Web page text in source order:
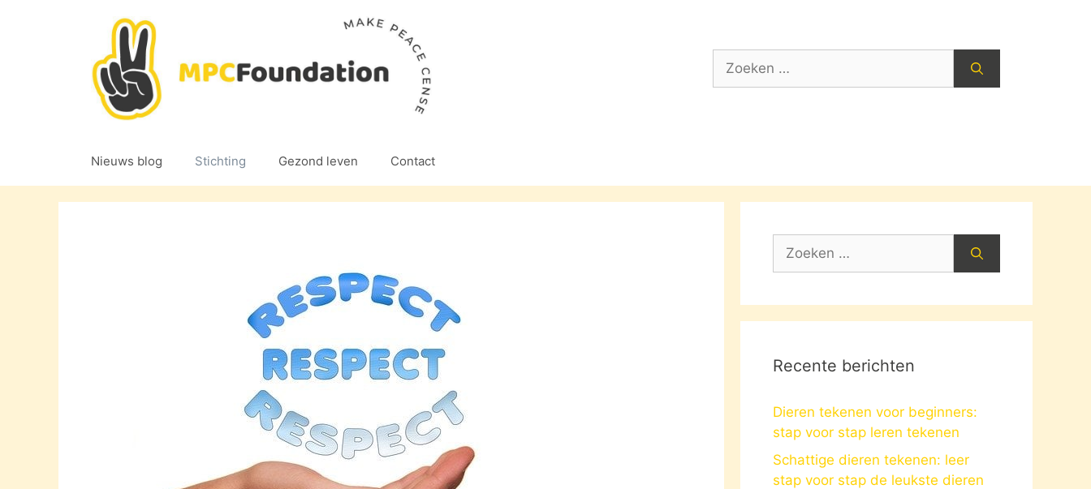
Zoek
Nieuws blog Stichting Gezond leven Contact
Zoek
Recente berichten
Dieren tekenen voor beginners:
stap voor stap leren tekenen
Schattige dieren tekenen: leer
stap voor stap de leukste dieren